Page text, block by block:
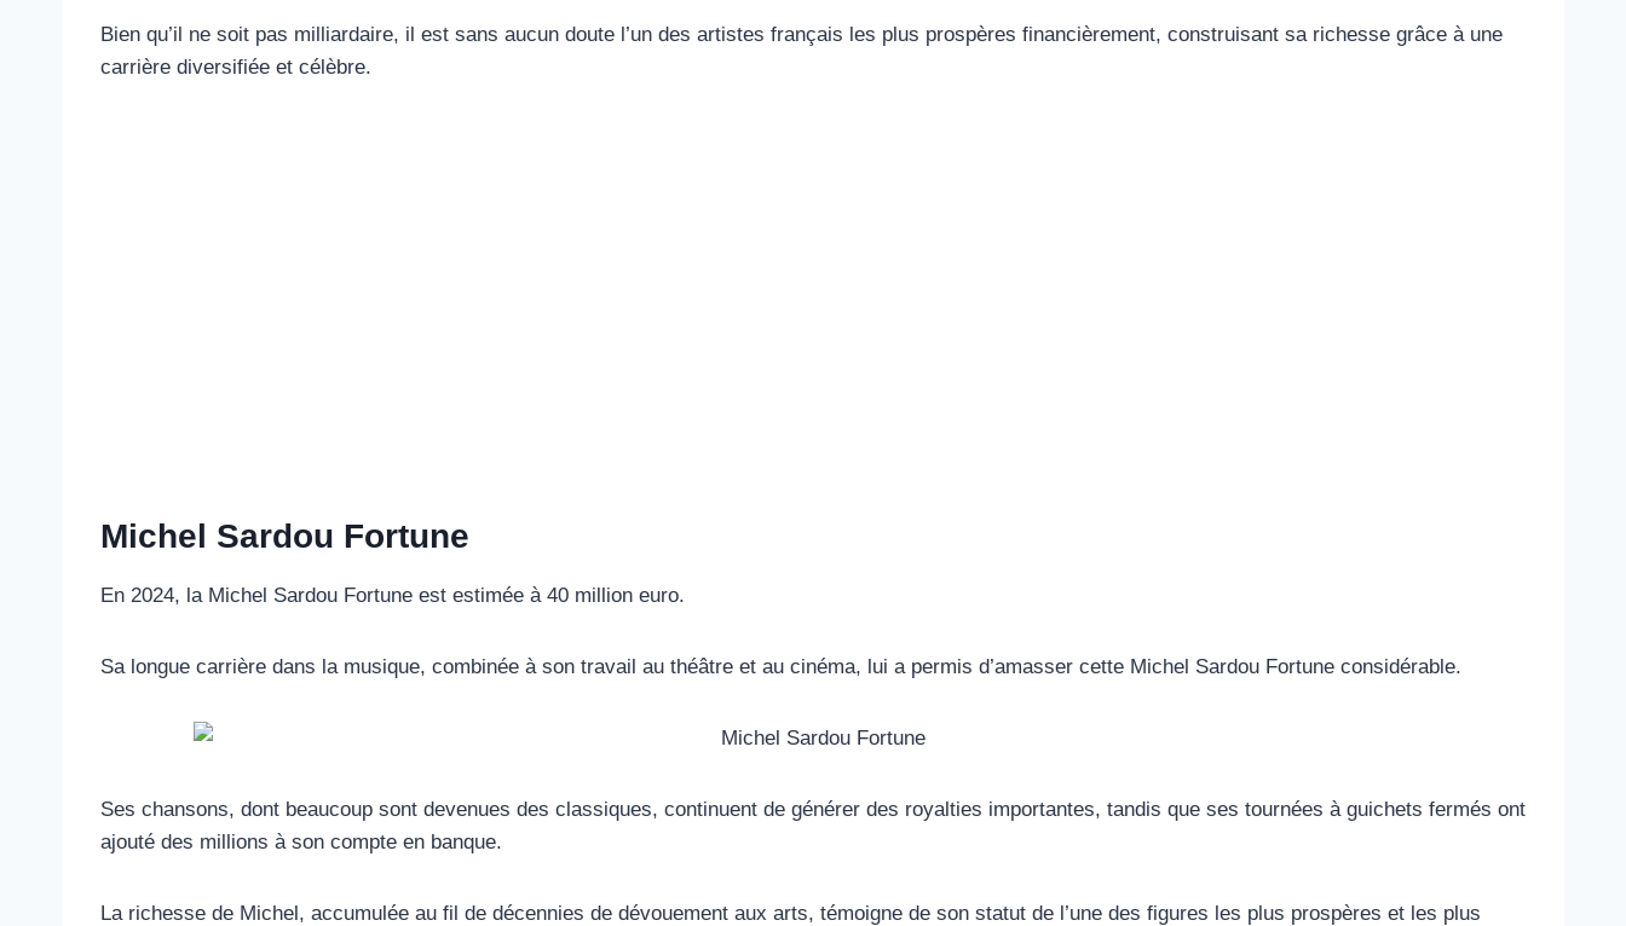
Bien qu’il ne soit pas milliardaire, il est sans aucun doute l’un des artistes français les plus prospères financièrement, construisant sa richesse grâce à une
carrière diversifiée et célèbre.
Michel Sardou Fortune
En 2024, la Michel Sardou Fortune est estimée à 40 million euro.
Sa longue carrière dans la musique, combinée à son travail au théâtre et au cinéma, lui a permis d’amasser cette Michel Sardou Fortune considérable.
Ses chansons, dont beaucoup sont devenues des classiques, continuent de générer des royalties importantes, tandis que ses tournées à guichets fermés ont
ajouté des millions à son compte en banque.
La richesse de Michel, accumulée au fil de décennies de dévouement aux arts, témoigne de son statut de l’une des figures les plus prospères et les plus